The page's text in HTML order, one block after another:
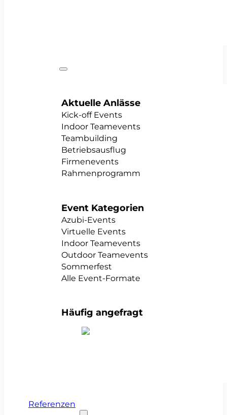
Aktuelle Anlässe
Kick-off Events
Indoor Teamevents
Teambuilding
Betriebsausflug
Firmenevents
Rahmenprogramm
Event Kategorien
Azubi-Events
Virtuelle Events
Indoor Teamevents
Outdoor Teamevents
Sommerfest
Alle Event-Formate
Häufig angefragt
Referenzen